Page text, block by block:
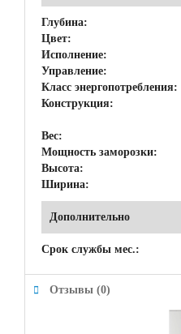
Глубина:
Цвет:
Исполнение:
Управление:
Класс энергопотребления:
Конструкция:
Вес:
Мощность заморозки:
Высота:
Ширина:
Дополнительно
Срок службы мес.:
Отзывы (0)